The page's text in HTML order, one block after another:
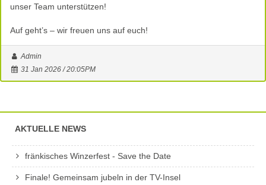
unser Team unterstützen!
Auf geht’s – wir freuen uns auf euch!
Admin
31 Jan 2026 / 20:05PM
AKTUELLE NEWS
fränkisches Winzerfest - Save the Date
Finale! Gemeinsam jubeln in der TV-Insel